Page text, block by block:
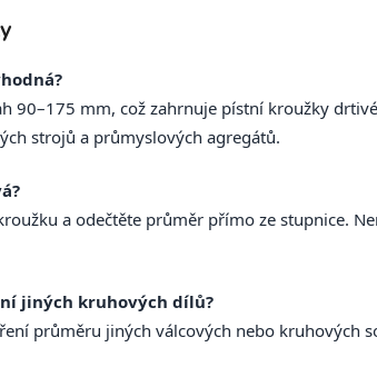
90–175 mm, což zahrnuje pístní kroužky
strojů a průmyslových agregátů.
a odečtěte průměr přímo ze stupnice.
jiných kruhových dílů?
průměru jiných válcových nebo kruhových